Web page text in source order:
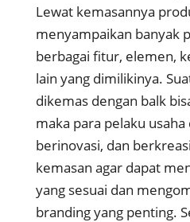
Lewat kemasannya
menyampaikan banyak
berbagai fitur, elemen,
lain yang dimilikinya.
dikemas dengan balk
maka para pelaku
berinovasi, dan
kemasan agar dapat
yang sesuai dan
branding yang penting.